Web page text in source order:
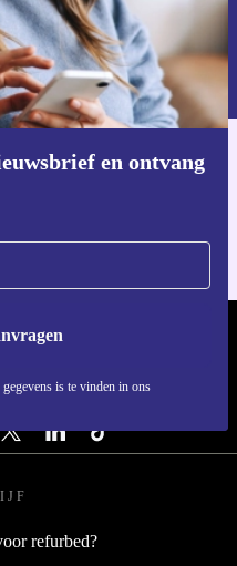
en ontvang
is te vinden in ons
vind je in ons
refurbed app
- RETHINK NEW.
refurbed?